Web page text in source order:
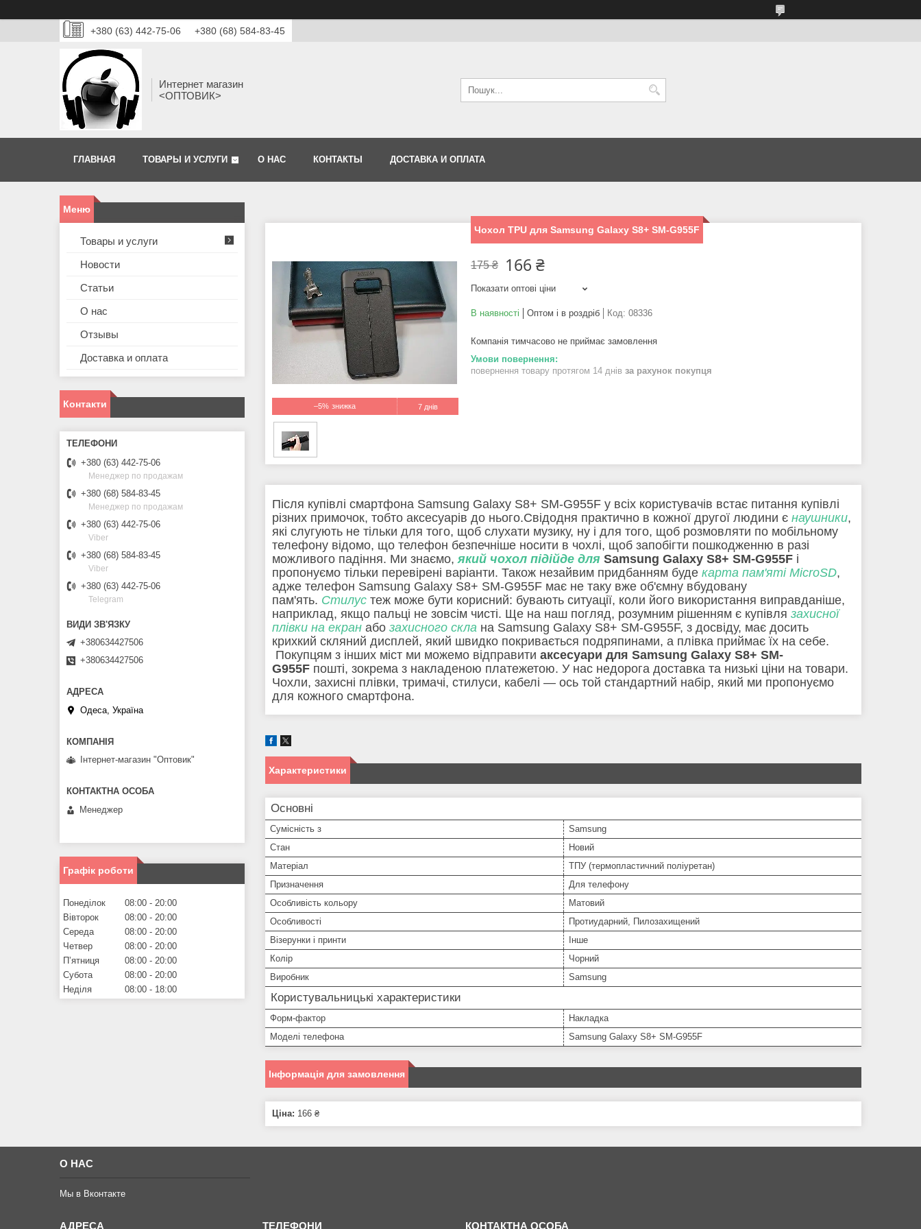
+380 (63) 442-75-06 +380 (68) 584-83-45
Интернет магазин
<ОПТОВИК>
ГЛАВНАЯ ТОВАРЫ И УСЛУГИ О НАС КОНТАКТЫ ДОСТАВКА И ОПЛАТА
–5% 7 днів
Чохол TPU для Samsung Galaxy S8+ SM-G955F
175 ₴ 166 ₴
Показати оптові ціни
В наявності Оптом і в роздріб Код: 08336
Компанія тимчасово не приймає замовлення
повернення товару протягом 14 днів за рахунок покупця
Після купівлі смартфона Samsung Galaxy S8+ SM-G955F у всіх користувачів встає питання купівлі
різних примочок, тобто аксесуарів до нього.Свідодня практично в кожної другої людини є наушники,
які слугують не тільки для того, щоб слухати музику, ну і для того, щоб розмовляти по мобільному
телефону відомо, що телефон безпечніше носити в чохлі, щоб запобігти пошкодженню в разі
можливого падіння. Ми знаємо, який чохол підійде для Samsung Galaxy S8+ SM-G955F і
пропонуємо тільки перевірені варіанти. Також незайвим придбанням буде карта пам'яті MicroSD,
адже телефон Samsung Galaxy S8+ SM-G955F має не таку вже об'ємну вбудовану
пам'ять. Стилус теж може бути корисний: бувають ситуації, коли його використання виправданіше,
наприклад, якщо пальці не зовсім чисті. Ще на наш погляд, розумним рішенням є купівля захисної
плівки на екран або захисного скла на Samsung Galaxy S8+ SM-G955F, з досвіду, має досить
крихкий скляний дисплей, який швидко покривається подряпинами, а плівка приймає їх на себе.
Покупцям з інших міст ми можемо відправити аксесуари для Samsung Galaxy S8+ SM-
G955F пошті, зокрема з накладеною платежетою. У нас недорога доставка та низькі ціни на товари.
Чохли, захисні плівки, тримачі, стилуси, кабелі — ось той стандартний набір, який ми пропонуємо
для кожного смартфона.
Характеристики
Основні
Сумісність з
Samsung
Стан
Новий
Матеріал
ТПУ (термопластичний поліуретан)
Призначення
Для телефону
Особливість кольору
Матовий
Особливості
Протиударний, Пилозахищений
Візерунки і принти
Інше
Колір
Чорний
Виробник
Samsung
Користувальницькі характеристики
Форм-фактор
Накладка
Моделі телефона
Samsung Galaxy S8+ SM-G955F
Інформація для замовлення
Ціна: 166 ₴
Товары и услуги
Новости
Статьи
О нас
Отзывы
Доставка и оплата
Контакти
+380 (63) 442-75-06
Менеджер по продажам
+380 (68) 584-83-45
Менеджер по продажам
+380 (63) 442-75-06
Viber
+380 (68) 584-83-45
Viber
+380 (63) 442-75-06
Telegram
+380634427506
+380634427506
Одеса, Україна
Інтернет-магазин "Оптовик"
Менеджер
Графік роботи
Понеділок 08:00
20:00
Вівторок
08:00
20:00
Середа
08:00
20:00
Четвер
08:00
20:00
Пʼятниця
08:00
20:00
Субота
08:00
20:00
Неділя
08:00 18:00
О НАС
Мы в Вконтакте